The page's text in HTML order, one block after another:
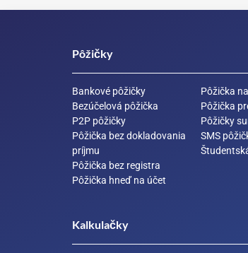
Pôžičky
Bankové pôžičky
Bezúčelová pôžička
P2P pôžičky
Pôžička bez dokladovania
príjmu
Pôžička bez registra
Pôžička hneď na účet
Pôžička
Pôžička
Pôžičky
SMS
Kalkulačky